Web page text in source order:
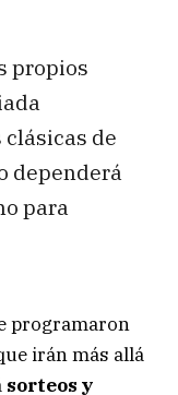
propios
clásicas de
dependerá
para
programaron
irán más allá
sorteos y